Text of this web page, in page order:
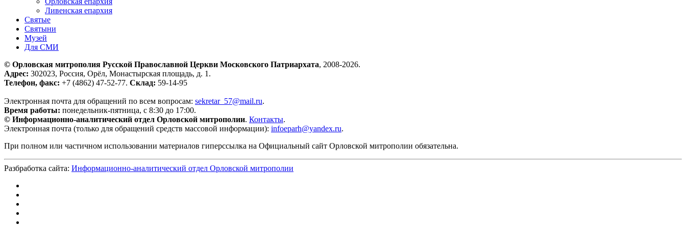
Ливенская епархия
Святые
Святыни
Музей
Для СМИ
© Орловская митрополия Русской Православной Церкви Московского Патриархата, 2008-2026.
Адрес: 302023, Россия, Орёл, Монастырская площадь, д. 1.
Телефон, факс: +7 (4862) 47-52-77. Склад: 59-14-95
Электронная почта для обращений по всем вопросам: sekretar_57@mail.ru.
Время работы: понедельник-пятница, с 8:30 до 17:00.
© Информационно-аналитический отдел Орловской митрополии. Контакты.
Электронная почта (только для обращений средств массовой информации): infoeparh@yandex.ru.
При полном или частичном использовании материалов гиперссылка на Официальный сайт Орловской митрополии обязательна.
Разбработка сайта: Информационно-аналитический отдел Орловской митрополии